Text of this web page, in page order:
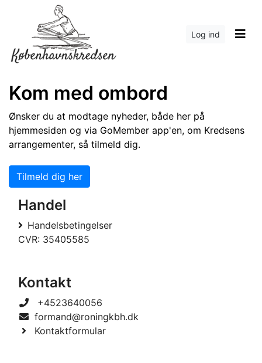
Log ind
Kom med ombord
Ønsker du at modtage nyheder, både her på
hjemmesiden og via GoMember app'en, om Kredsens
arrangementer, så tilmeld dig.
Tilmeld dig her
Handel
Handelsbetingelser
CVR: 35405585
Kontakt
+4523640056
formand@roningkbh.dk
Kontaktformular